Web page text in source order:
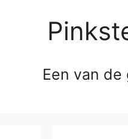
Een van